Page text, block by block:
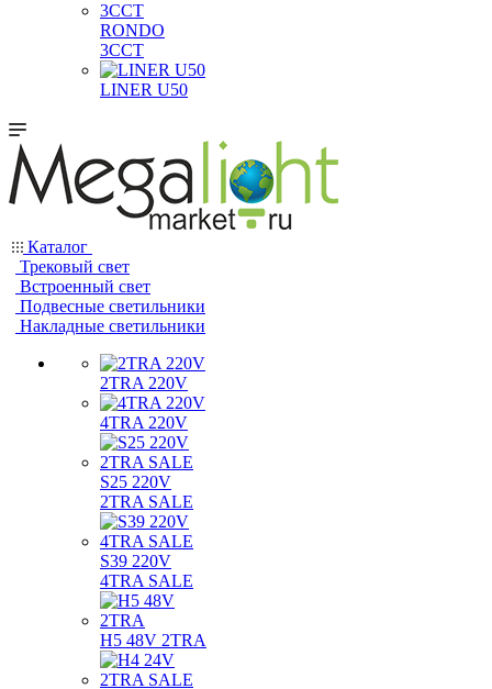
RONDO
3CCT
LINER U50
Каталог
Трековый свет
Встроенный свет
Подвесные светильники
Накладные светильники
2TRA 220V
4TRA 220V
S25 220V
2TRA SALE
S39 220V
4TRA SALE
H5 48V 2TRA